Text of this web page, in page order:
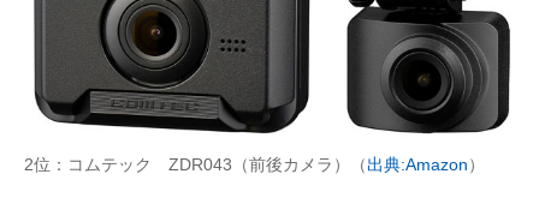
2位：コムテック ZDR043（前後カメラ）（出典:Amazon）